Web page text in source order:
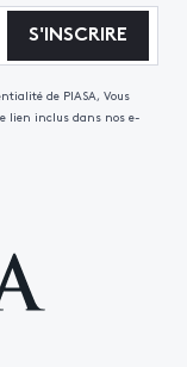
S'INSCRIRE
de PIASA, Vous
lien inclus dans nos e-